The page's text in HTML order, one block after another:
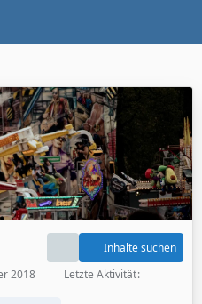
Inhalte suchen
2018
Letzte Aktivität